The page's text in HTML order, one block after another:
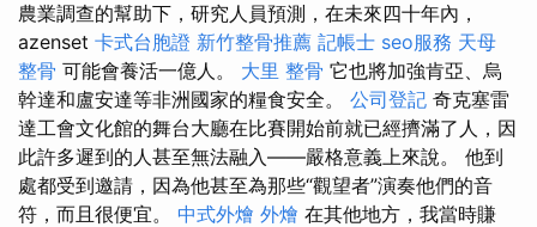
農業調查的幫助下，研究人員預測，在未來四十年內，
azenset 卡式台胞證 新竹整骨推薦 記帳士 seo服務 天母
整骨 可能會養活一億人。 大里 整骨 它也將加強肯亞、烏
幹達和盧安達等非洲國家的糧食安全。 公司登記 奇克塞雷
達工會文化館的舞台大廳在比賽開始前就已經擠滿了人，因
此許多遲到的人甚至無法融入——嚴格意義上來說。 他到
處都受到邀請，因為他甚至為那些“觀望者”演奏他們的音
符，而且很便宜。 中式外燴 外燴 在其他地方，我當時賺